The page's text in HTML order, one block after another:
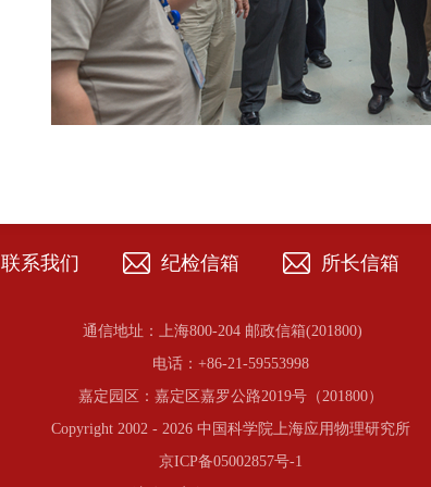
联系我们 纪检信箱 所长信箱
通信地址：上海800-204 邮政信箱(201800)
电话：+86-21-59553998
嘉定园区：嘉定区嘉罗公路2019号（201800）
Copyright 2002 - 2026 中国科学院上海应用物理研究所
京ICP备05002857号-1